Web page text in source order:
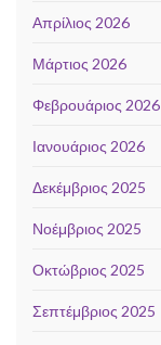
Απρίλιος 2026
Μάρτιος 2026
Φεβρουάριος 2026
Ιανουάριος 2026
Δεκέμβριος 2025
Νοέμβριος 2025
Οκτώβριος 2025
Σεπτέμβριος 2025